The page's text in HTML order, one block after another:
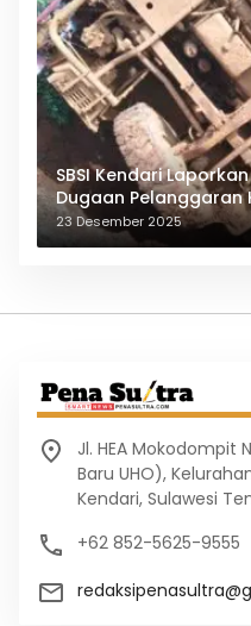
SBSI Kendari
Dugaan Pelanggaran
23 Desember 2025
Jl. HEA Mokodompit
Baru UHO),
Kendari, Sulawesi
+62 852-5625-9555